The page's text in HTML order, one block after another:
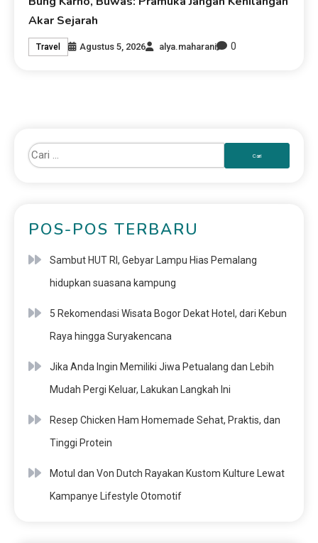
Akar Sejarah
Travel Agustus 5, 2026 alya.maharani 0
POS-POS TERBARU
Sambut HUT RI, Gebyar Lampu Hias Pemalang
hidupkan suasana kampung
5 Rekomendasi Wisata Bogor Dekat Hotel, dari Kebun
Raya hingga Suryakencana
Jika Anda Ingin Memiliki Jiwa Petualang dan Lebih
Mudah Pergi Keluar, Lakukan Langkah Ini
Resep Chicken Ham Homemade Sehat, Praktis, dan
Tinggi Protein
Motul dan Von Dutch Rayakan Kustom Kulture Lewat
Kampanye Lifestyle Otomotif